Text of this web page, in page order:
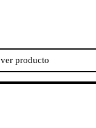
ver producto